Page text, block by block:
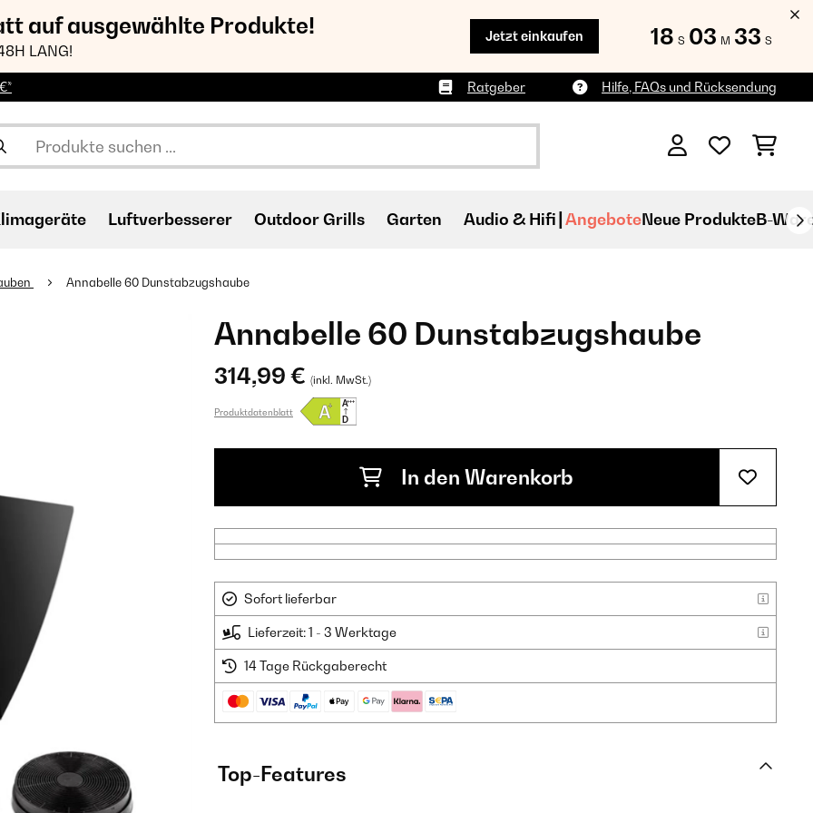
auf ausgewählte Produkte!
LANG!
Jetzt einkaufen 18 S 03 M 31 S
Ratgeber Hilfe, FAQs und Rücksendung
Luftverbesserer Outdoor Grills Garten Audio & Hifi AngeboteNeue ProdukteB-
Annabelle 60 Dunstabzugshaube
Annabelle 60 Dunstabzugshaube
314,99 € (inkl. MwSt.)
Produktdatenblatt
In den Warenkorb
Sofort lieferbar
Lieferzeit: 1 - 3 Werktage
14 Tage Rückgaberecht
Top-Features